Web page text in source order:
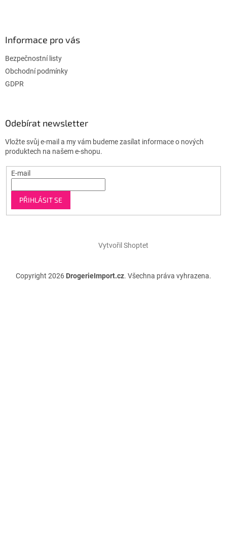
Informace pro vás
Bezpečnostní listy
Obchodní podmínky
GDPR
Odebírat newsletter
Vložte svůj e-mail a my vám budeme zasílat informace o nových
produktech na našem e-shopu.
E-mail
PŘIHLÁSIT SE
Vytvořil Shoptet
Copyright 2026 DrogerieImport.cz. Všechna práva vyhrazena.